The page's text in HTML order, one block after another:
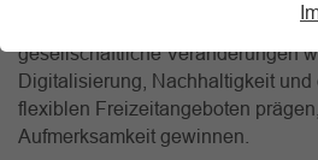
Aktuelle Entwicklungen spiegeln
gesellschaftliche Veränderungen
Digitalisierung, Nachhaltigkeit und
flexiblen Freizeitangeboten
Aufmerksamkeit gewinnen.